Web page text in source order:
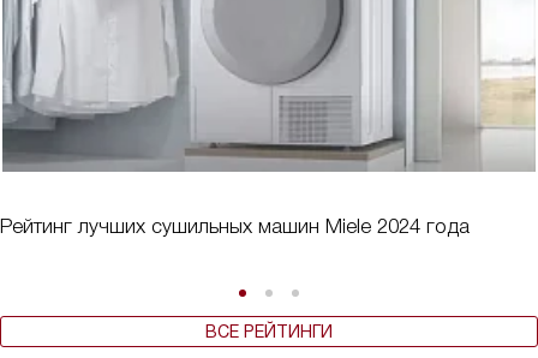
Рейтинг лучших сушильных машин Miele 2024 года
ВСЕ РЕЙТИНГИ